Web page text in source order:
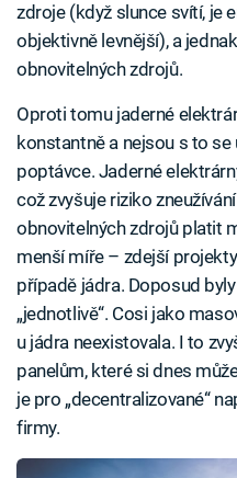
zdroje (když slunce svítí, je
objektivně levnější), a
obnovitelných zdrojů.
Oproti tomu jaderné
konstantně a nejsou s to
poptávce. Jaderné
což zvyšuje riziko
obnovitelných zdrojů platit
menší míře – zdejší
případě jádra. Doposud
„jednotlivě“. Cosi jako
u jádra neexistovala. I to
panelům, které si dnes
je pro „decentralizované“
firmy.